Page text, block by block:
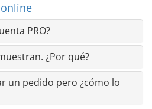
PRO?
¿Por qué?
un pedido pero ¿cómo lo